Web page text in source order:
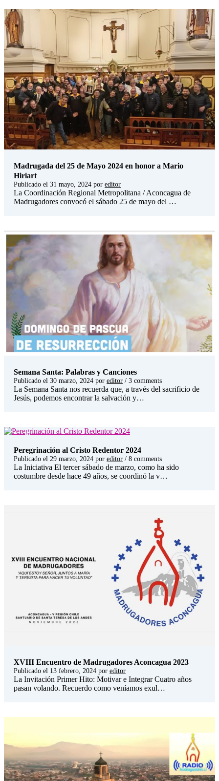
Madrugada del 25 de Mayo 2024 en honor a Mario
Hiriart
Publicado el 31 mayo, 2024 por editor
La Coordinación Regional Metropolitana / Aconcagua de
Madrugadores convocó el sábado 25 de mayo del …
Semana Santa: Palabras y Canciones
Publicado el 30 marzo, 2024 por editor / 3 comments
La Semana Santa nos recuerda que, a través del sacrificio de
Jesús, podemos encontrar la salvación y…
Peregrinación al Cristo Redentor 2024
Publicado el 29 marzo, 2024 por editor / 8 comments
La Iniciativa El tercer sábado de marzo, como ha sido
costumbre desde hace 49 años, se coordinó la v…
XVIII Encuentro de Madrugadores Aconcagua 2023
Publicado el 13 febrero, 2024 por editor
La Invitación Primer Hito: Motivar e Integrar Cuatro años
pasan volando. Recuerdo como veníamos exul…